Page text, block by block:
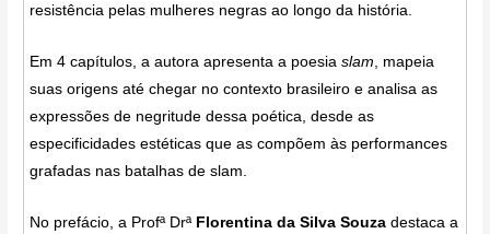
resistência pelas mulheres negras ao longo da história.
Em 4 capítulos, a autora apresenta a poesiaslam , mapeia
suas origens até chegar no contexto brasileiro e analisa as
expressões de negritude dessa poética, desde as
especificidades estéticas que as compõem às performances
grafadas nas batalhas de slam.
No prefácio, a Profª DrªFlorentina da Silva Souza destaca a